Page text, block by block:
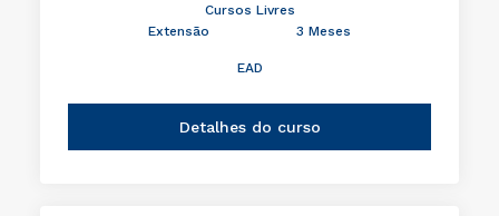
Cursos Livres
Extensão
3 Meses
EAD
Detalhes do curso